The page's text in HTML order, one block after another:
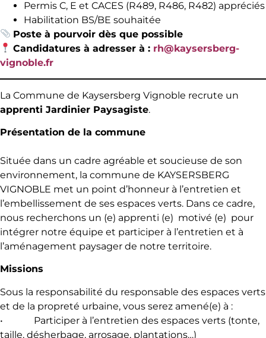
Permis C, E et CACES (R489, R486, R482) appréciés
Habilitation BS/BE souhaitée
Poste à pourvoir dès que possible
Candidatures à adresser à : rh@kaysersberg-
vignoble.fr
La Commune de Kaysersberg Vignoble recrute un
apprenti Jardinier Paysagiste.
Présentation de la commune
Située dans un cadre agréable et soucieuse de son
environnement, la commune de KAYSERSBERG
VIGNOBLE met un point d’honneur à l’entretien et
l’embellissement de ses espaces verts. Dans ce cadre,
nous recherchons un (e) apprenti (e) motivé (e) pour
intégrer notre équipe et participer à l’entretien et à
l’aménagement paysager de notre territoire.
Missions
Sous la responsabilité du responsable des espaces verts
et de la propreté urbaine, vous serez amené(e) à :
• Participer à l’entretien des espaces verts (tonte,
taille, désherbage, arrosage, plantations…)